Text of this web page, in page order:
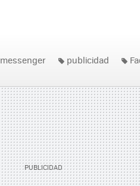
messenger publicidad